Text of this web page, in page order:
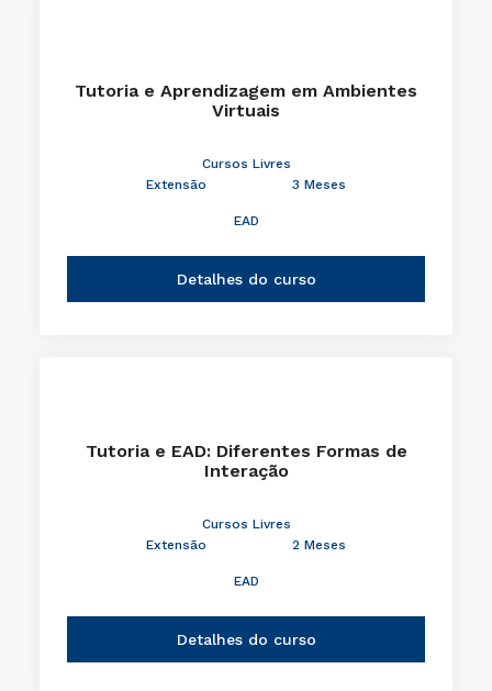
Tutoria e Aprendizagem em Ambientes
Virtuais
Cursos Livres
Extensão
3 Meses
EAD
Detalhes do curso
Tutoria e EAD: Diferentes Formas de
Interação
Cursos Livres
Extensão
2 Meses
EAD
Detalhes do curso